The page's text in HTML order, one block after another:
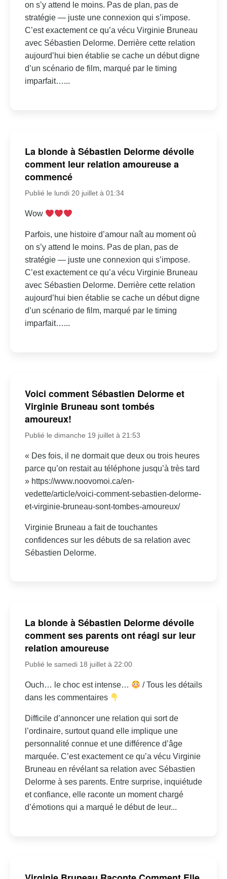
on s’y attend le moins. Pas de plan, pas de
stratégie — juste une connexion qui s’impose.
C’est exactement ce qu’a vécu Virginie Bruneau
avec Sébastien Delorme. Derrière cette relation
aujourd’hui bien établie se cache un début digne
d’un scénario de film, marqué par le timing
imparfait…...
La blonde à Sébastien Delorme dévoile
comment leur relation amoureuse a
commencé
Publié le lundi 20 juillet à 01:34
Wow
Parfois, une histoire d’amour naît au moment où
on s’y attend le moins. Pas de plan, pas de
stratégie — juste une connexion qui s’impose.
C’est exactement ce qu’a vécu Virginie Bruneau
avec Sébastien Delorme. Derrière cette relation
aujourd’hui bien établie se cache un début digne
d’un scénario de film, marqué par le timing
imparfait…...
Voici comment Sébastien Delorme et
Virginie Bruneau sont tombés
amoureux!
Publié le dimanche 19 juillet à 21:53
« Des fois, il ne dormait que deux ou trois heures
parce qu’on restait au téléphone jusqu’à très tard
» https://www.noovomoi.ca/en-
vedette/article/voici-comment-sebastien-delorme-
et-virginie-bruneau-sont-tombes-amoureux/
Virginie Bruneau a fait de touchantes
confidences sur les débuts de sa relation avec
Sébastien Delorme.
La blonde à Sébastien Delorme dévoile
comment ses parents ont réagi sur leur
relation amoureuse
Publié le samedi 18 juillet à 22:00
Ouch… le choc est intense…
/ Tous les détails
dans les commentaires
Difficile d’annoncer une relation qui sort de
l’ordinaire, surtout quand elle implique une
personnalité connue et une différence d’âge
marquée. C’est exactement ce qu’a vécu Virginie
Bruneau en révélant sa relation avec Sébastien
Delorme à ses parents. Entre surprise, inquiétude
et confiance, elle raconte un moment chargé
d’émotions qui a marqué le début de leur...